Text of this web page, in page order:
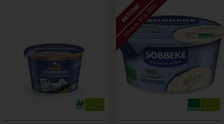
AKTION!
bis zum 30.8.2026